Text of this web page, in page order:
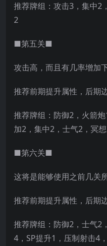
推荐牌组：攻击3，集中2
2
■第五关■
攻击高，而且有几率增加
推荐前期提升属性，后期
推荐牌组：防御2，火箭
加2，集中2，士气2，冥
■第六关■
这将是能够使用之前几关
推荐前期提升属性，后期
推荐牌组：防御2，士气2
4，SP提升1，压制射击4